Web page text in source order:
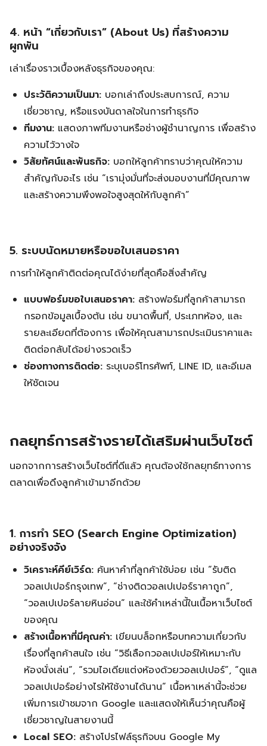
Search
for:
Search
4. หน้า “เกี่ยวกับเรา” (About Us) ที่สร้างความ
ผูกพัน
เล่าเรื่องราวเบื้องหลังธุรกิจของคุณ:
ประวัติความเป็นมา: บอกเล่าถึงประสบการณ์, ความ
เชี่ยวชาญ, หรือแรงบันดาลใจในการทำธุรกิจ
ทีมงาน: แสดงภาพทีมงานหรือช่างผู้ชำนาญการ เพื่อสร้าง
ความไว้วางใจ
วิสัยทัศน์และพันธกิจ: บอกให้ลูกค้าทราบว่าคุณให้ความ
สำคัญกับอะไร เช่น “เรามุ่งมั่นที่จะส่งมอบงานที่มีคุณภาพ
และสร้างความพึงพอใจสูงสุดให้กับลูกค้า”
5. ระบบนัดหมายหรือขอใบเสนอราคา
การทำให้ลูกค้าติดต่อคุณได้ง่ายที่สุดคือสิ่งสำคัญ
แบบฟอร์มขอใบเสนอราคา: สร้างฟอร์มที่ลูกค้าสามารถ
กรอกข้อมูลเบื้องต้น เช่น ขนาดพื้นที่, ประเภทห้อง, และ
รายละเอียดที่ต้องการ เพื่อให้คุณสามารถประเมินราคาและ
ติดต่อกลับได้อย่างรวดเร็ว
ช่องทางการติดต่อ: ระบุเบอร์โทรศัพท์, LINE ID, และอีเมล
ให้ชัดเจน
กลยุทธ์การสร้างรายได้เสริมผ่านเว็บไซต์
นอกจากการสร้างเว็บไซต์ที่ดีแล้ว คุณต้องใช้กลยุทธ์ทางการ
ตลาดเพื่อดึงลูกค้าเข้ามาอีกด้วย
1. การทำ SEO (Search Engine Optimization)
อย่างจริงจัง
วิเคราะห์คีย์เวิร์ด: ค้นหาคำที่ลูกค้าใช้บ่อย เช่น “รับติด
วอลเปเปอร์กรุงเทพ”, “ช่างติดวอลเปเปอร์ราคาถูก”,
“วอลเปเปอร์ลายหินอ่อน” และใช้คำเหล่านี้ในเนื้อหาเว็บไซต์
ของคุณ
สร้างเนื้อหาที่มีคุณค่า: เขียนบล็อกหรือบทความเกี่ยวกับ
เรื่องที่ลูกค้าสนใจ เช่น “วิธีเลือกวอลเปเปอร์ให้เหมาะกับ
ห้องนั่งเล่น”, “รวมไอเดียแต่งห้องด้วยวอลเปเปอร์”, “ดูแล
วอลเปเปอร์อย่างไรให้ใช้งานได้นาน” เนื้อหาเหล่านี้จะช่วย
เพิ่มการเข้าชมจาก Google และแสดงให้เห็นว่าคุณคือผู้
เชี่ยวชาญในสายงานนี้
Local SEO: สร้างโปรไฟล์ธุรกิจบน Google My